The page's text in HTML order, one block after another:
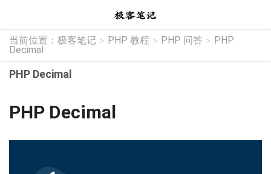
当前位置： 极客笔记 > PHP 教程 > PHP 问答 > PHP
Decimal
PHP Decimal
PHP Decimal